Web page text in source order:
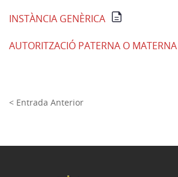
INSTÀNCIA GENÈRICA
AUTORITZACIÓ PATERNA O MATERNA
< Entrada Anterior